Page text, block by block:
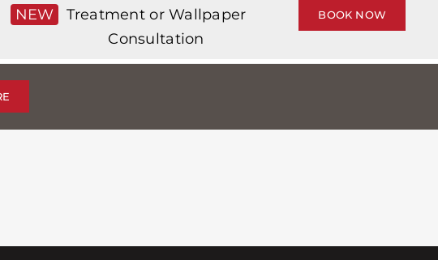
NEW
Treatment or Wallpaper
Consultation
BOOK NOW